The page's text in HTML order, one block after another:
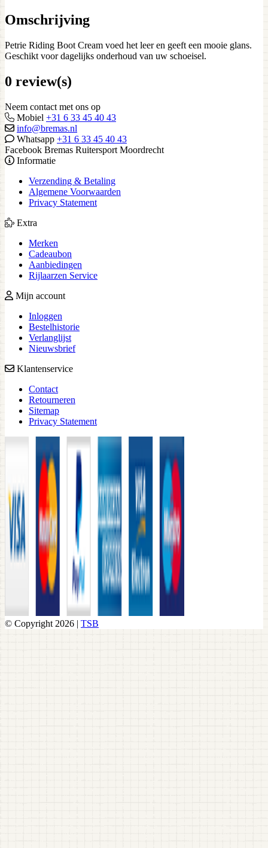
Omschrijving
Petrie Riding Boot Cream voed het leer en geeft een mooie glans.
Geschikt voor dagelijks onderhoud van uw schoeisel.
0 review(s)
Neem contact met ons op
Mobiel +31 6 33 45 40 43
info@bremas.nl
Whatsapp +31 6 33 45 40 43
Facebook Bremas Ruitersport Moordrecht
Informatie
Verzending & Betaling
Algemene Voorwaarden
Privacy Statement
Extra
Merken
Cadeaubon
Aanbiedingen
Rijlaarzen Service
Mijn account
Inloggen
Bestelhistorie
Verlanglijst
Nieuwsbrief
Klantenservice
Contact
Retourneren
Sitemap
Privacy Statement
© Copyright 2026 | TSB